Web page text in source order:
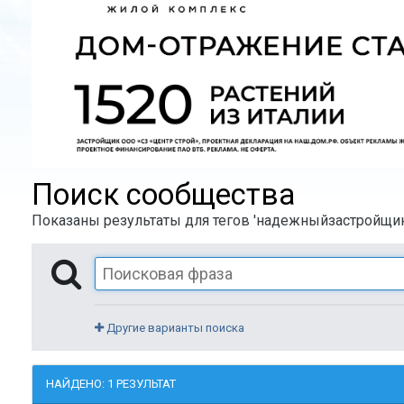
Поиск сообщества
Показаны результаты для тегов
Другие варианты поиска
НАЙДЕНО: 1 РЕЗУЛЬТАТ